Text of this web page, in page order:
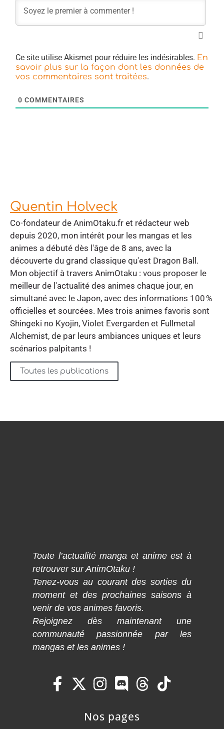
Ce site utilise Akismet pour réduire les indésirables. En
savoir plus sur la façon dont les données de
vos commentaires sont traitées.
0 COMMENTAIRES
Quentin Holveck
Co-fondateur de AnimOtaku.fr et rédacteur web
depuis 2020, mon intérêt pour les mangas et les
animes a débuté dès l'âge de 8 ans, avec la
découverte du grand classique qu'est Dragon Ball.
Mon objectif à travers AnimOtaku : vous proposer le
meilleur de l'actualité des animes chaque jour, en
simultané avec le Japon, avec des informations 100 %
officielles et sourcées. Mes trois animes favoris sont
Shingeki no Kyojin, Violet Evergarden et Fullmetal
Alchemist, de par leurs ambiances uniques et leurs
scénarios palpitants !
Toutes les publications
Toute l’actualité manga et anime est à
retrouver sur AnimOtaku !
Tenez-vous au courant des sorties du
moment et des prochaines saisons à
venir de vos animes favoris.
Rejoignez dès maintenant une
communauté passionnée par les
mangas et les animes !
Nos pages